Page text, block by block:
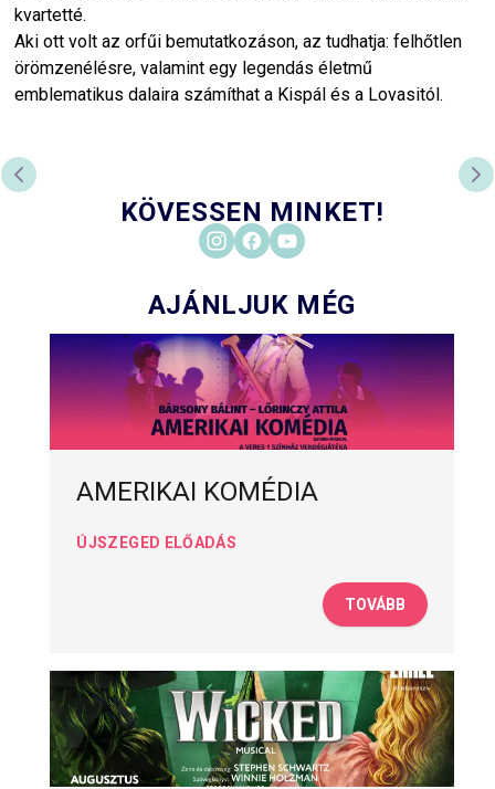
kvartetté.
Aki ott volt az orfűi bemutatkozáson, az tudhatja: felhőtlen
örömzenélésre, valamint egy legendás életmű
emblematikus dalaira számíthat a Kispál és a Lovasitól.
PREVIOUS SLIDE
KÖVESSEN MINKET!
AJÁNLJUK MÉG
AMERIKAI KOMÉDIA
ÚJSZEGED ELŐADÁS
TOVÁBB